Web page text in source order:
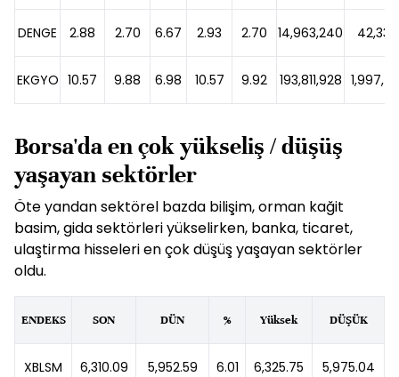
DENGE 2.88 2.70 6.67 2.93 2.70 14,963,240
EKGYO 10.57 9.88 6.98 10.57 9.92 193,811,928
Borsa'da en çok yükseliş / düşüş
yaşayan sektörler
Öte yandan sektörel bazda bilişim, orman kağit
basim, gida sektörleri yükselirken, banka, ticaret,
ulaştirma hisseleri en çok düşüş yaşayan sektörler
oldu.
ENDEKS SON DÜN % Yüksek DÜŞÜK
XBLSM 6,310.09 5,952.59 6.01 6,325.75 5,975.04